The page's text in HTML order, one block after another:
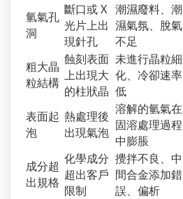
氫氣孔
洞
斷口或 X
光片上出
現針孔
潮濕廢料、潮
濕氣氛、脫氣
不足
粗大晶
粒結構
蝕刻表面
上出現大
的柱狀晶
未進行晶粒細
化、冷卻速率
低
表面起
泡
熱處理後
出現氣泡
溶解的氫氣在
固溶處理過程
中膨脹
成分超
出規格
化學成分
超出客戶
限制
攪拌不良、中
間合金添加錯
誤、偏析